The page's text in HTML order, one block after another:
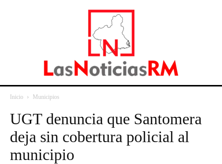
Inicio Municipios
UGT denuncia que Santomera
deja sin cobertura policial al
municipio